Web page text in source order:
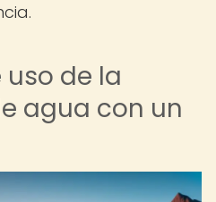
uso de la
agua con un